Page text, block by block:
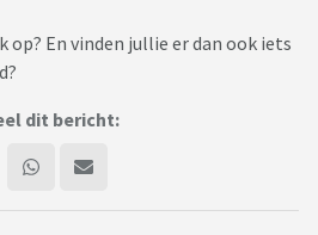
op? En vinden jullie er dan ook iets
dit bericht: